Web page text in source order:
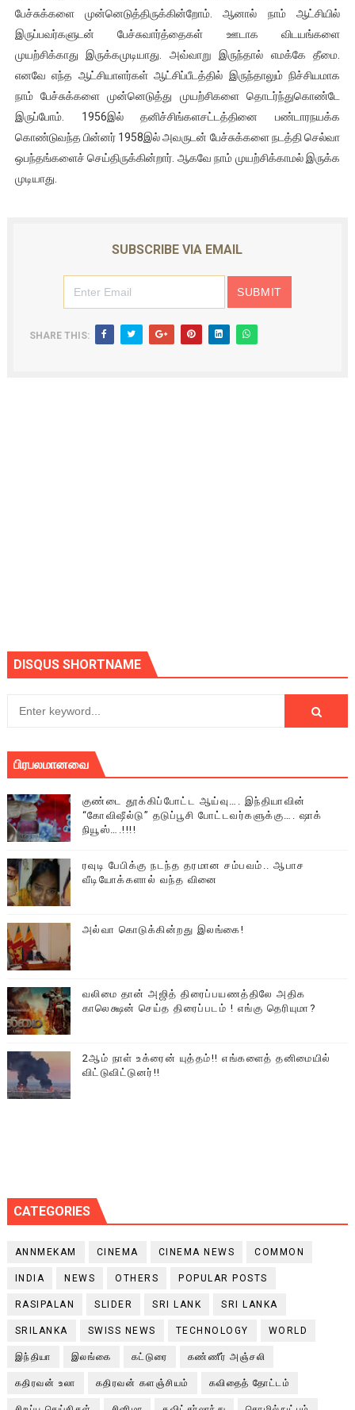
பேச்சுக்களை முன்னெடுத்திருக்கின்றோம். ஆனால் நாம் ஆட்சியில்
இருப்பவர்களுடன் பேச்சுவார்த்தைகள் ஊடாக விடயங்களை
முயற்சிக்காது இருக்கமுடியாது. அவ்வாறு இருந்தால் எமக்கே தீமை.
எனவே எந்த ஆட்சியாளர்கள் ஆட்சிப்பீடத்தில் இருந்தாலும் நிச்சியமாக
நாம் பேச்சுக்களை முன்னெடுத்து முயற்சிகளை தொடர்ந்துகொண்டே
இருப்போம். 1956இல் தனிச்சிங்களசட்டத்தினை பண்டாரநயக்க
கொண்டுவந்த பின்னர் 1958இல் அவருடன் பேச்சுக்களை நடத்தி செல்வா
ஒபந்தங்களைச் செய்திருக்கின்றார். ஆகவே நாம் முயற்சிக்காமல் இருக்க
முடியாது.
SUBSCRIBE VIA EMAIL
SHARE THIS:
DISQUS SHORTNAME
பிரபலமானவை
குண்டை தூக்கிப்போட்ட ஆய்வு…. இந்தியாவின்
“கோவிஷீல்டு” தடுப்பூசி போட்டவர்களுக்கு…. ஷாக்
நியூஸ்….!!!!
ரவுடி பேபிக்கு நடந்த தரமான சம்பவம்.. ஆபாச
வீடியோக்களால் வந்த வினை
அல்வா கொடுக்கின்றது இலங்கை!
வலிமை தான் அஜித் திரைப்பயணத்திலே அதிக
காலெக்ஷன் செய்த திரைப்படம் ! எங்கு தெரியுமா?
2ஆம் நாள் உக்ரைன் யுத்தம்!! எங்களைத் தனிமையில்
விட்டுவிட்டுனர்!!
CATEGORIES
ANNMEKAM CINEMA CINEMA NEWS COMMON
INDIA NEWS OTHERS POPULAR POSTS
RASIPALAN SLIDER SRI LANK SRI LANKA
SRILANKA SWISS NEWS TECHNOLOGY WORLD
இந்தியா இலங்கை கட்டுரை கண்ணீர் அஞ்சலி
கதிரவன் உலா கதிரவன் களஞ்சியம் கவிதைத் தோட்டம்